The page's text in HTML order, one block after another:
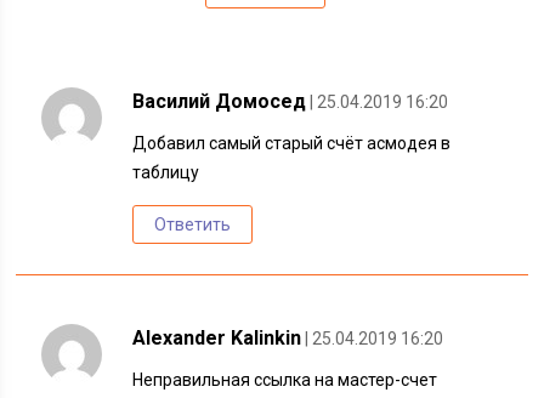
Василий Домосед | 25.04.2019 16:20
Добавил самый старый счёт асмодея в
таблицу
Ответить
Alexander Kalinkin | 25.04.2019 16:20
Неправильная ссылка на мастер-счет